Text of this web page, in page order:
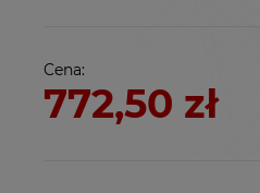
Cena:
772,50 zł